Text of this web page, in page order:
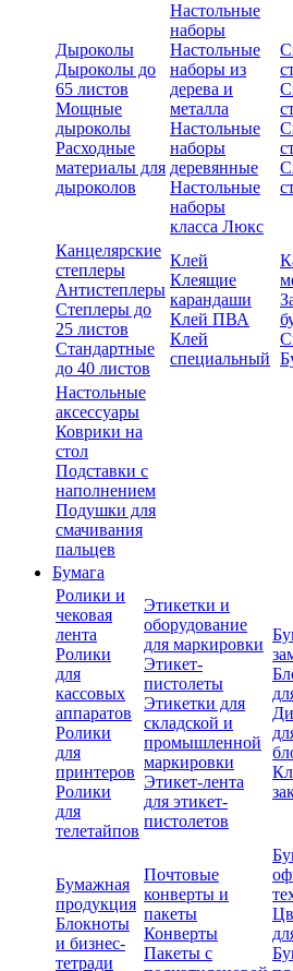
Дыроколы
Дыроколы до
65 листов
Мощные
дыроколы
Расходные
материалы для
дыроколов
Настольные
наборы
Настольные
наборы из
дерева и
металла
Настольные
наборы
деревянные
Настольные
наборы
класса Люкс
Канцелярские
степлеры
Антистеплеры
Степлеры до
25 листов
Стандартные
до 40 листов
Клей
Клеящие
карандаши
Клей ПВА
Клей
специальный
Настольные
аксессуары
Коврики на
стол
Подставки с
наполнением
Подушки для
смачивания
пальцев
Бумага
Ролики и
чековая
лента
Ролики
для
кассовых
аппаратов
Ролики
для
принтеров
Ролики
для
телетайпов
Этикетки и
оборудование
для маркировки
Этикет-
пистолеты
Этикетки для
складской и
промышленной
маркировки
Этикет-лента
для этикет-
пистолетов
Бумажная
продукция
Блокноты
и бизнес-
тетради
Почтовые
конверты и
пакеты
Конверты
Пакеты с